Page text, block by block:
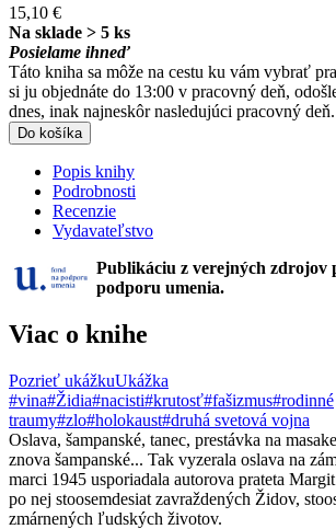
15,10 €
Na sklade > 5 ks
Posielame ihneď
Táto kniha sa môže na cestu ku vám vybrať
si ju objednáte do 13:00 v pracovný deň,
dnes, inak najneskôr nasledujúci pracovný deň.
Do košíka
Popis knihy
Podrobnosti
Recenzie
Vydavateľstvo
Publikáciu z verejných zdrojov
podporu umenia.
Viac o knihe
Pozrieť ukážkuUkážka
#vina#Židia#nacisti#krutosť#fašizmus#rodinné
traumy#zlo#holokaust#druhá svetová vojna
Oslava, šampanské, tanec, prestávka na
znova šampanské... Tak vyzerala oslava na
marci 1945 usporiadala autorova prateta
po nej stoosemdesiat zavraždených Židov,
zmárnených ľudských životov.